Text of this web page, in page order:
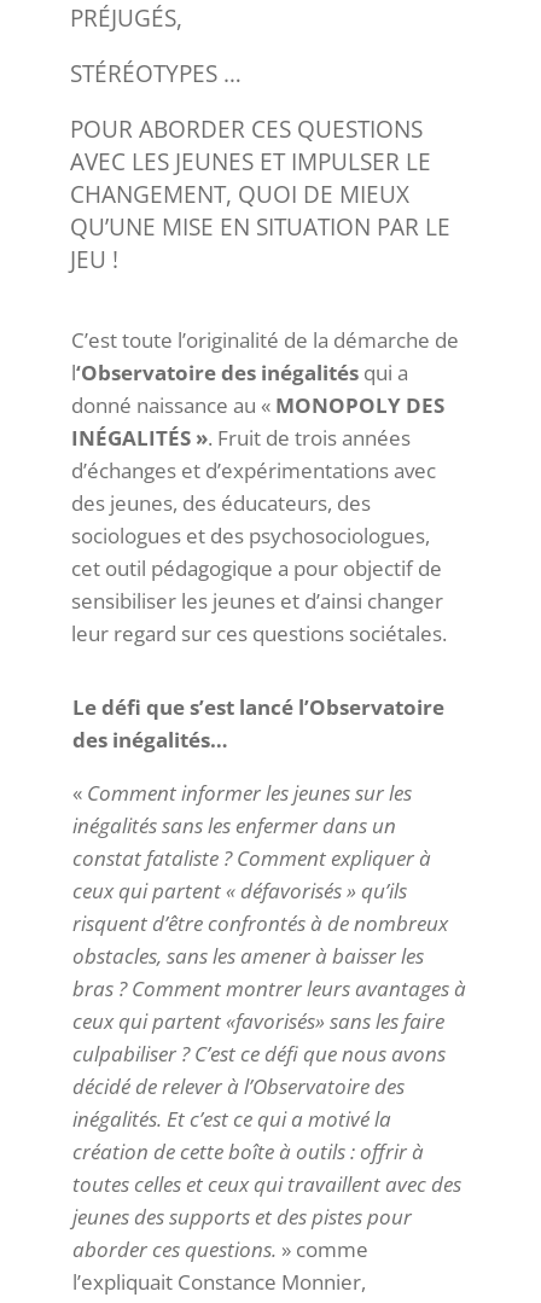
PRÉJUGÉS,
STÉRÉOTYPES …
POUR ABORDER CES QUESTIONS
AVEC LES JEUNES ET IMPULSER LE
CHANGEMENT, QUOI DE MIEUX
QU’UNE MISE EN SITUATION PAR LE
JEU !
C’est toute l’originalité de la démarche de
l‘Observatoire des inégalitésqui a
donné naissance au « MONOPOLY DES
INÉGALITÉS ». Fruit de trois années
d’échanges et d’expérimentations avec
des jeunes, des éducateurs, des
sociologues et des psychosociologues,
cet outil pédagogique a pour objectif de
sensibiliser les jeunes et d’ainsi changer
leur regard sur ces questions sociétales.
Le défi que s’est lancé l’Observatoire
des inégalités…
« Comment informer les jeunes sur les
inégalités sans les enfermer dans un
constat fataliste ? Comment expliquer à
ceux qui partent « défavorisés » qu’ils
risquent d’être confrontés à de nombreux
obstacles, sans les amener à baisser les
bras ? Comment montrer leurs avantages à
ceux qui partent «favorisés» sans les faire
culpabiliser ? C’est ce défi que nous avons
décidé de relever à l’Observatoire des
inégalités. Et c’est ce qui a motivé la
création de cette boîte à outils : offrir à
toutes celles et ceux qui travaillent avec des
jeunes des supports et des pistes pour
aborder ces questions. » comme
l’expliquait Constance Monnier,